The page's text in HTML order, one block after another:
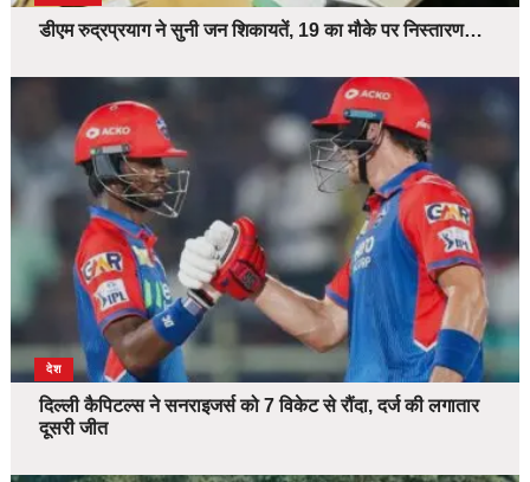
डीएम रुद्रप्रयाग ने सुनी जन शिकायतें, 19 का मौके पर निस्तारण…
देश
दिल्ली कैपिटल्स ने सनराइजर्स को 7 विकेट से रौंदा, दर्ज की लगातार
दूसरी जीत